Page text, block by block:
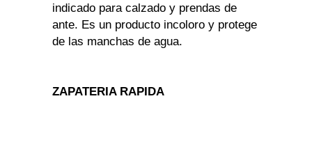
indicado para calzado y prendas de
ante. Es un producto incoloro y protege
de las manchas de agua.
ZAPATERIA RAPIDA